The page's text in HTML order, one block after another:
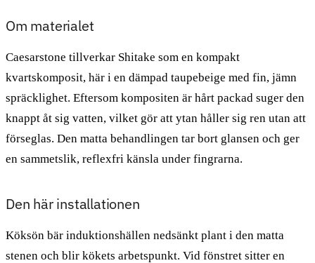
Om materialet
Caesarstone tillverkar Shitake som en kompakt
kvartskomposit, här i en dämpad taupebeige med fin, jämn
spräcklighet. Eftersom kompositen är hårt packad suger den
knappt åt sig vatten, vilket gör att ytan håller sig ren utan att
förseglas. Den matta behandlingen tar bort glansen och ger
en sammetslik, reflexfri känsla under fingrarna.
Den här installationen
Köksön bär induktionshällen nedsänkt plant i den matta
stenen och blir kökets arbetspunkt. Vid fönstret sitter en